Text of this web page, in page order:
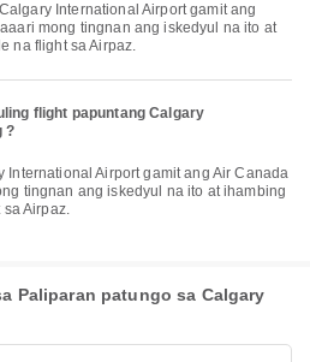
mong tingnan ang iskedyul na ito at
na flight sa Airpaz.
flight papuntang Calgary
?
tingnan ang iskedyul na ito at ihambing
Airpaz.
Paliparan patungo sa Calgary